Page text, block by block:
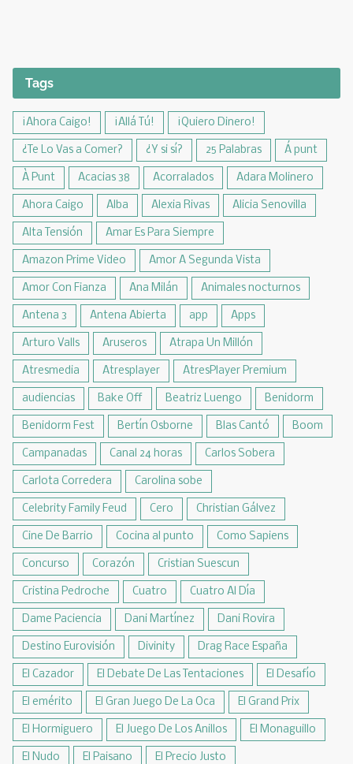
Tags
¡Ahora Caigo! ¡Allá Tú! ¡Quiero Dinero!
¿Te Lo Vas a Comer? ¿Y si sí? 25 Palabras Á punt
À Punt Acacias 38 Acorralados Adara Molinero
Ahora Caigo Alba Alexia Rivas Alicia Senovilla
Alta Tensión Amar Es Para Siempre
Amazon Prime Video Amor A Segunda Vista
Amor Con Fianza Ana Milán Animales nocturnos
Antena 3 Antena Abierta app Apps
Arturo Valls Aruseros Atrapa Un Millón
Atresmedia Atresplayer AtresPlayer Premium
audiencias Bake Off Beatriz Luengo Benidorm
Benidorm Fest Bertín Osborne Blas Cantó Boom
Campanadas Canal 24 horas Carlos Sobera
Carlota Corredera Carolina sobe
Celebrity Family Feud Cero Christian Gálvez
Cine De Barrio Cocina al punto Como Sapiens
Concurso Corazón Cristian Suescun
Cristina Pedroche Cuatro Cuatro Al Día
Dame Paciencia Dani Martínez Dani Rovira
Destino Eurovisión Divinity Drag Race España
El Cazador El Debate De Las Tentaciones El Desafío
El emérito El Gran Juego De La Oca El Grand Prix
El Hormiguero El Juego De Los Anillos El Monaguillo
El Nudo El Paisano El Precio Justo